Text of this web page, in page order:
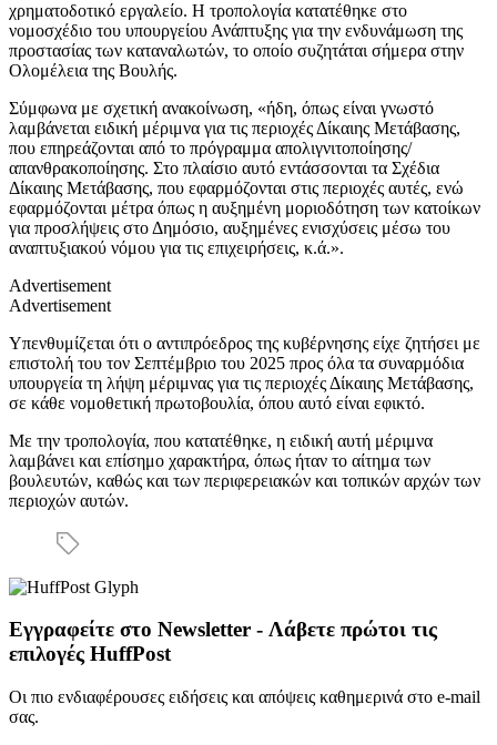
χρηματοδοτικό εργαλείο. Η τροπολογία κατατέθηκε στο
νομοσχέδιο του υπουργείου Ανάπτυξης για την ενδυνάμωση της
προστασίας των καταναλωτών, το οποίο συζητάται σήμερα στην
Ολομέλεια της Βουλής.
Σύμφωνα με σχετική ανακοίνωση, «ήδη, όπως είναι γνωστό
λαμβάνεται ειδική μέριμνα για τις περιοχές Δίκαιης Μετάβασης,
που επηρεάζονται από το πρόγραμμα απολιγνιτοποίησης/
απανθρακοποίησης. Στο πλαίσιο αυτό εντάσσονται τα Σχέδια
Δίκαιης Μετάβασης, που εφαρμόζονται στις περιοχές αυτές, ενώ
εφαρμόζονται μέτρα όπως η αυξημένη μοριοδότηση των κατοίκων
για προσλήψεις στο Δημόσιο, αυξημένες ενισχύσεις μέσω του
αναπτυξιακού νόμου για τις επιχειρήσεις, κ.ά.».
Advertisement
Advertisement
Υπενθυμίζεται ότι ο αντιπρόεδρος της κυβέρνησης είχε ζητήσει με
επιστολή του τον Σεπτέμβριο του 2025 προς όλα τα συναρμόδια
υπουργεία τη λήψη μέριμνας για τις περιοχές Δίκαιης Μετάβασης,
σε κάθε νομοθετική πρωτοβουλία, όπου αυτό είναι εφικτό.
Με την τροπολογία, που κατατέθηκε, η ειδική αυτή μέριμνα
λαμβάνει και επίσημο χαρακτήρα, όπως ήταν το αίτημα των
βουλευτών, καθώς και των περιφερειακών και τοπικών αρχών των
περιοχών αυτών.
Εγγραφείτε στο Newsletter - Λάβετε πρώτοι τις
επιλογές HuffPost
Οι πιο ενδιαφέρουσες ειδήσεις και απόψεις καθημερινά στο e-mail
σας.